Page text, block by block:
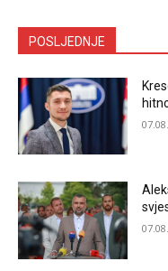
POSLJEDNJE